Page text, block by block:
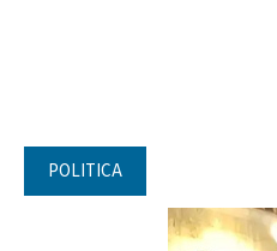
POLITICA